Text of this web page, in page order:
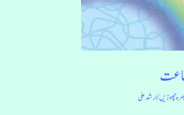
چھوڑیں/ارشد علی